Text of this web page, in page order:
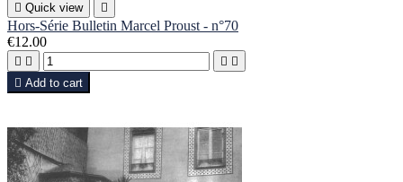
 Quick view 
Hors-Série Bulletin Marcel Proust - n°70
€12.00
   
 Add to cart